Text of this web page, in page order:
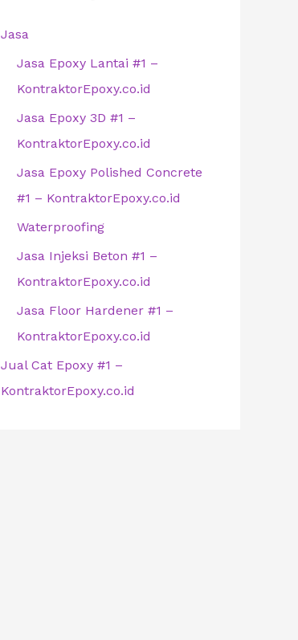
Jasa
Jasa Epoxy Lantai #1 –
KontraktorEpoxy.co.id
Jasa Epoxy 3D #1 –
KontraktorEpoxy.co.id
Jasa Epoxy Polished Concrete
#1 – KontraktorEpoxy.co.id
Waterproofing
Jasa Injeksi Beton #1 –
KontraktorEpoxy.co.id
Jasa Floor Hardener #1 –
KontraktorEpoxy.co.id
Jual Cat Epoxy #1 –
KontraktorEpoxy.co.id